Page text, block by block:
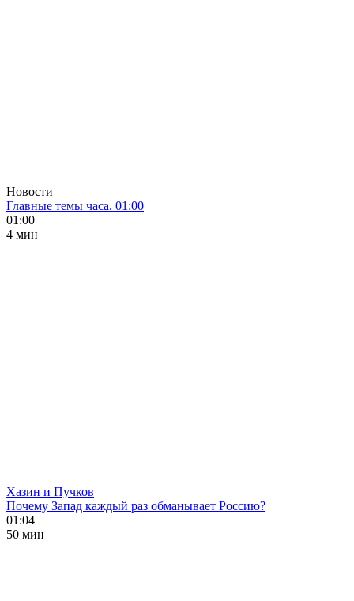
Новости
Главные темы часа. 01:00
01:00
4 мин
Хазин и Пучков
Почему Запад каждый раз обманывает Россию?
01:04
50 мин